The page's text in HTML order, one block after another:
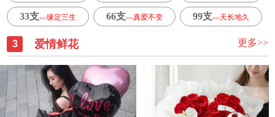
33支---缘定三生 66支---真爱不变 99支---天长地久
3 爱情鲜花 更多>>